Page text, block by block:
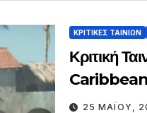
ΚΡΙΤΙΚΕΣ ΤΑΙΝΙΩΝ
Κριτική
25 ΜΑΪ́ΟΥ,